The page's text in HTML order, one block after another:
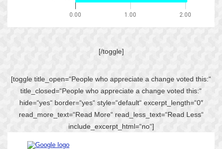
[/toggle]
[toggle title_open=“People who appreciate a change voted this:“
title_closed=“People who appreciate a change voted this:“
hide=“yes“ border=“yes“ style=“default“ excerpt_length=“0″
read_more_text=“Read More“ read_less_text=“Read Less“
include_excerpt_html=“no“]